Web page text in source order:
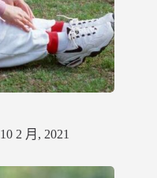
10 2 月, 2021